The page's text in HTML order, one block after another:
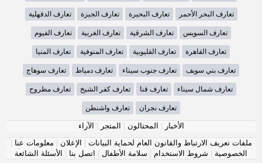
تعارف البحر الأحمر تعارف البحيرة تعارف الجيزة تعارف الدقهلية
تعارف السويس تعارف الشرقية تعارف الغربية تعارف الفيوم
تعارف القاهرة تعارف القليوبية تعارف المنوفية تعارف المنيا
تعارف بني سويف تعارف جنوب سيناء تعارف دمياط تعارف سوهاج
تعارف شمال سيناء تعارف قنا تعارف كفر الشيخ تعارف مطروح
تعارف نجران تعارف واشنطن
الأخبار | المحتالون | المتجر | الآراء
ملفات تعريف الارتباط والقانون العام لحماية البيانات | الإعلان | معلومات عنا |
الخصوصية | شروط الاستخدام | سلامة الأطفال | اتصل بنا | الأسئلة الشائعة